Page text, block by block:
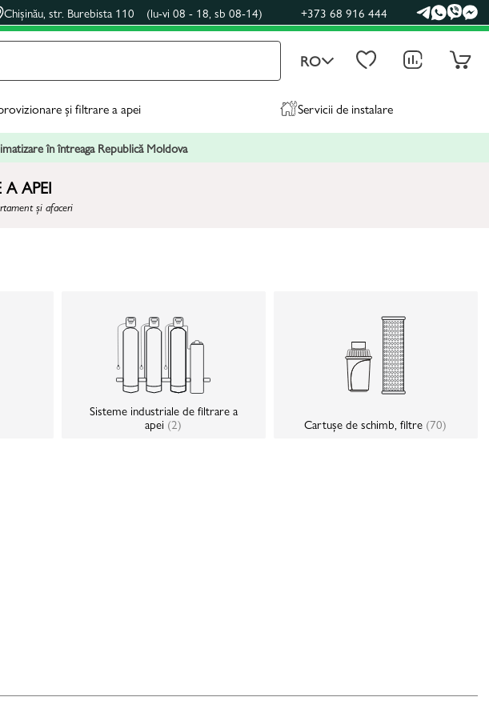
Chișinău, str. Burebista 110 (lu-vi 08 - 18, sb 08-14) +373 68 916 444
RO
și filtrare a apei Servicii de instalare
în întreaga Republică Moldova
A APEI
și afaceri
Sisteme industriale de filtrare a
apei (2) Cartușe de schimb, filtre (70)